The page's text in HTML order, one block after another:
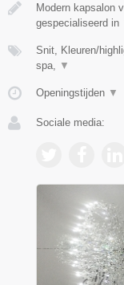
Modern kapsalon
gespecialiseerd in
Snit, Kleuren/
spa,
▼
Openingstijden ▼
Sociale media: